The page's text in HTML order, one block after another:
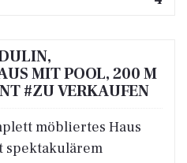
MIT POOL, 200 M
#ZU VERKAUFEN
möbliertes Haus
spektakulärem